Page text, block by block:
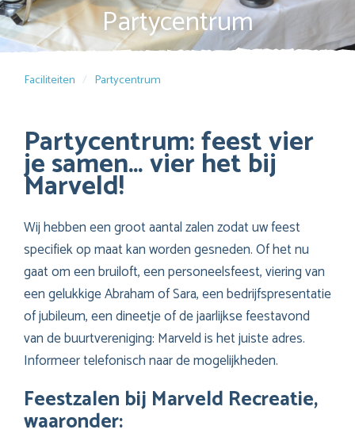
Partycentrum
Faciliteiten Partycentrum
Partycentrum: feest vier
je samen… vier het bij
Marveld!
Wij hebben een groot aantal zalen zodat uw feest
specifiek op maat kan worden gesneden. Of het nu
gaat om een bruiloft, een personeelsfeest, viering van
een gelukkige Abraham of Sara, een bedrijfspresentatie
of jubileum, een dineetje of de jaarlijkse feestavond
van de buurtvereniging: Marveld is het juiste adres.
Informeer telefonisch naar de mogelijkheden.
Feestzalen bij Marveld Recreatie,
waaronder: